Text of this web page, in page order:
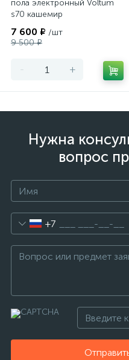
пола электронный Voltum
s70 кашемир
7 600 ₽ /шт
9 500 ₽
- +
Нужна
вопрос
+7